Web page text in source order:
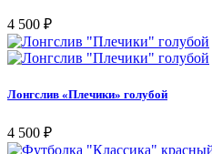
4 500 ₽
Лонгслив «Плечики» голубой
4 500 ₽